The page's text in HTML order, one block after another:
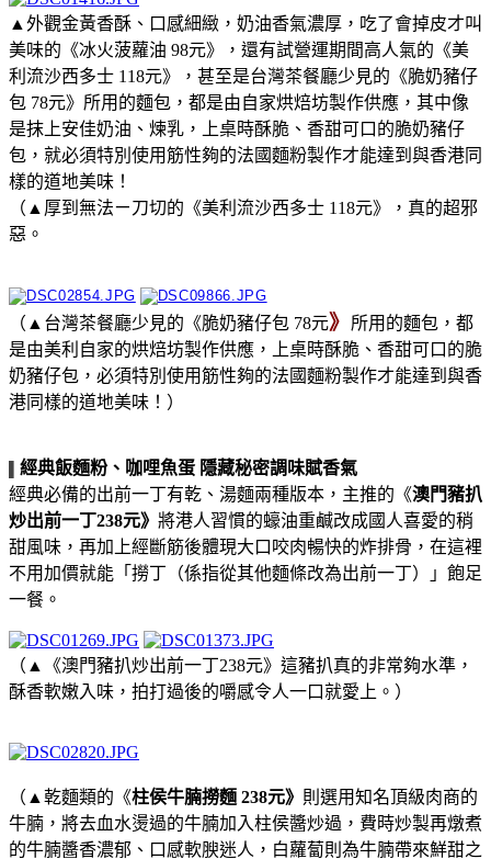
▲外觀金黃香酥、口感細緻，奶油香氣濃厚，吃了會掉皮才叫
美味的《冰火菠蘿油 98元》，還有試營運期間高人氣的《美
利流沙西多士 118元》，甚至是台灣茶餐廳少見的《脆奶豬仔
包 78元》所用的麵包，都是由自家烘焙坊製作供應，其中像
是抹上安佳奶油、煉乳，上桌時酥脆、香甜可口的脆奶豬仔
包，就必須特別使用筋性夠的法國麵粉製作才能達到與香港同
樣的道地美味！
（▲厚到無法ㄧ刀切的《美利流沙西多士 118元》，真的超邪
惡。
（▲台灣茶餐廳少見的《脆奶豬仔包 78元》
所用的麵包，都
是由美利自家的烘焙坊製作供應，上桌時酥脆、香甜可口的脆
奶豬仔包，必須特別使用筋性夠的法國麵粉製作才能達到與香
港同樣的道地美味！）
經典飯麵粉、咖哩魚蛋 隱藏秘密調味賦香氣
經典必備的出前一丁有乾、湯麵兩種版本，主推的《澳門豬扒
炒出前一丁238元》 將港人習慣的蠔油重鹹改成國人喜愛的稍
甜風味，再加上經斷筋後體現大口咬肉暢快的炸排骨，在這裡
不用加價就能「撈丁（係指從其他麵條改為出前一丁）」飽足
一餐。
（▲《澳門豬扒炒出前一丁238元》這豬扒真的非常夠水準，
酥香軟嫩入味，拍打過後的嚼感令人一口就愛上。）
（▲乾麵類的《柱侯牛腩撈麵 238元》 則選用知名頂級肉商的
牛腩，將去血水燙過的牛腩加入柱侯醬炒過，費時炒製再燉煮
的牛腩醬香濃郁、口感軟腴迷人，白蘿蔔則為牛腩帶來鮮甜之